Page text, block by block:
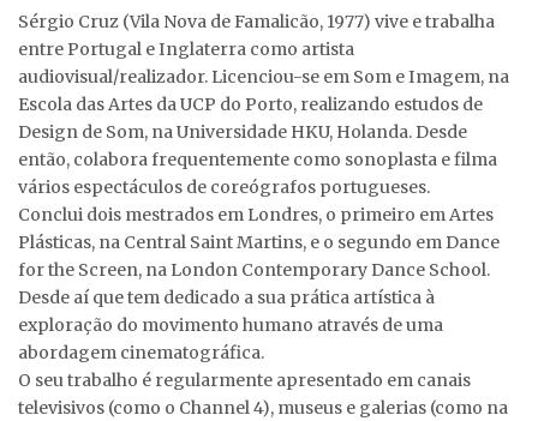
Sérgio Cruz (Vila Nova de Famalicão, 1977) vive e trabalha
entre Portugal e Inglaterra como artista
audiovisual/realizador. Licenciou-se em Som e Imagem, na
Escola das Artes da UCP do Porto, realizando estudos de
Design de Som, na Universidade HKU, Holanda. Desde
então, colabora frequentemente como sonoplasta e filma
vários espectáculos de coreógrafos portugueses.
Conclui dois mestrados em Londres, o primeiro em Artes
Plásticas, na Central Saint Martins, e o segundo em Dance
for the Screen, na London Contemporary Dance School.
Desde aí que tem dedicado a sua prática artística à
exploração do movimento humano através de uma
abordagem cinematográfica.
O seu trabalho é regularmente apresentado em canais
televisivos (como o Channel 4), museus e galerias (como na